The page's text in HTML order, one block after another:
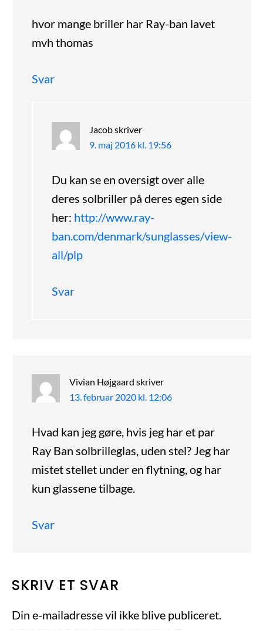
hvor mange briller har Ray-ban lavet
mvh thomas
Svar
Jacobskriver
9. maj 2016 kl. 19:56
Du kan se en oversigt over alle
deres solbriller på deres egen side
her: http://www.ray-
ban.com/denmark/sunglasses/view-
all/plp
Svar
Vivian Højgaard skriver
13. februar 2020 kl. 12:06
Hvad kan jeg gøre, hvis jeg har et par
Ray Ban solbrilleglas, uden stel? Jeg har
mistet stellet under en flytning, og har
kun glassene tilbage.
Svar
SKRIV ET SVAR
Din e-mailadresse vil ikke blive publiceret.